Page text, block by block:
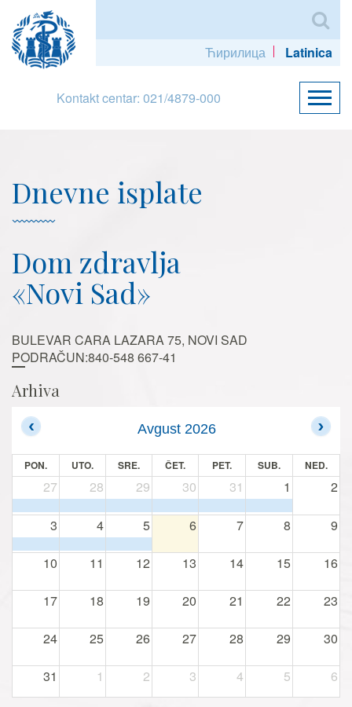
Ћирилица Latinica
Kontakt centar: 021/4879-000
Dnevne isplate
Dom zdravlja
«Novi Sad»
BULEVAR CARA LAZARA 75, NOVI SAD
PODRAČUN:840-548 667-41
Arhiva
Avgust 2026
PON. UTO. SRE. ČET. PET. SUB. NED.
27 28 29 30 31 1 2
3 4 5 6 7 8 9
10 11 12 13 14 15 16
17 18 19 20 21 22 23
24 25 26 27 28 29 30
31 1 2 3 4 5 6